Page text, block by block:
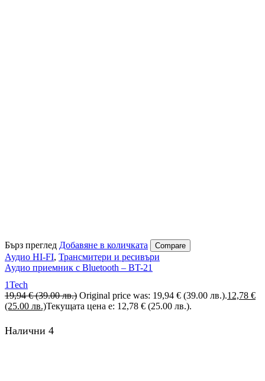
Бърз преглед Добавяне в количката Compare
Аудио HI-FI, Трансмитери и ресивъри
Аудио приемник с Bluetooth – BT-21
1Tech
19,94€ (39.00 лв.) Original price was: 19,94 € (39.00 лв.).12,78 €
(25.00 лв.)Текущата цена е: 12,78 € (25.00 лв.).
Налични 4